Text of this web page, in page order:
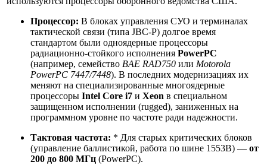
Процессор: В блоках управления СУО и терминалах
тактической связи (типа JBC-P) долгое время
стандартом были одноядерные процессоры
радиационно-стойкого исполнения PowerPC
(например, семейство BAE RAD750 или Motorola
PowerPC 7447/7448). В последних модернизациях их
меняют на специализированные многоядерные
процессоры Intel Core i7 и Xeon в специальном
защищенном исполнении (rugged), заниженных на
программном уровне по частоте ради надежности.
Тактовая частота: * Для старых критических блоков
(управление баллистикой, работа по шине 1553B) — от
200 до 800 МГц (PowerPC).